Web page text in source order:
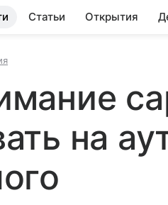
Статьи Открытия
на